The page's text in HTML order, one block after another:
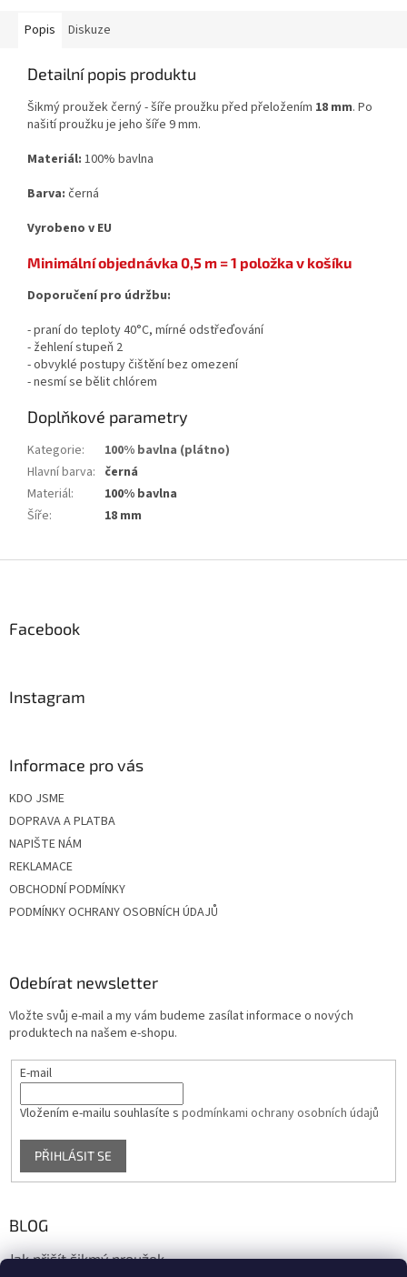
Popis Diskuze
Detailní popis produktu
Šikmý proužek černý - šíře proužku před přeložením 18 mm. Po
našití proužku je jeho šíře 9 mm.
Materiál: 100% bavlna
Barva: černá
Vyrobeno v EU
Minimální objednávka 0,5 m = 1 položka v košíku
Doporučení pro údržbu:
- praní do teploty 40°C, mírné odstřeďování
- žehlení stupeň 2
- obvyklé postupy čištění bez omezení
- nesmí se bělit chlórem
Doplňkové parametry
Kategorie:
100% bavlna (plátno)
Hlavní barva: černá
Materiál:
100% bavlna
Šíře: 18 mm
Facebook
Instagram
Informace pro vás
KDO JSME
DOPRAVA A PLATBA
NAPIŠTE NÁM
REKLAMACE
OBCHODNÍ PODMÍNKY
PODMÍNKY OCHRANY OSOBNÍCH ÚDAJŮ
Odebírat newsletter
Vložte svůj e-mail a my vám budeme zasílat informace o nových
produktech na našem e-shopu.
E-mail
Vložením e-mailu souhlasíte s podmínkami ochrany osobních údajů
PŘIHLÁSIT SE
BLOG
Jak přišít šikmý proužek